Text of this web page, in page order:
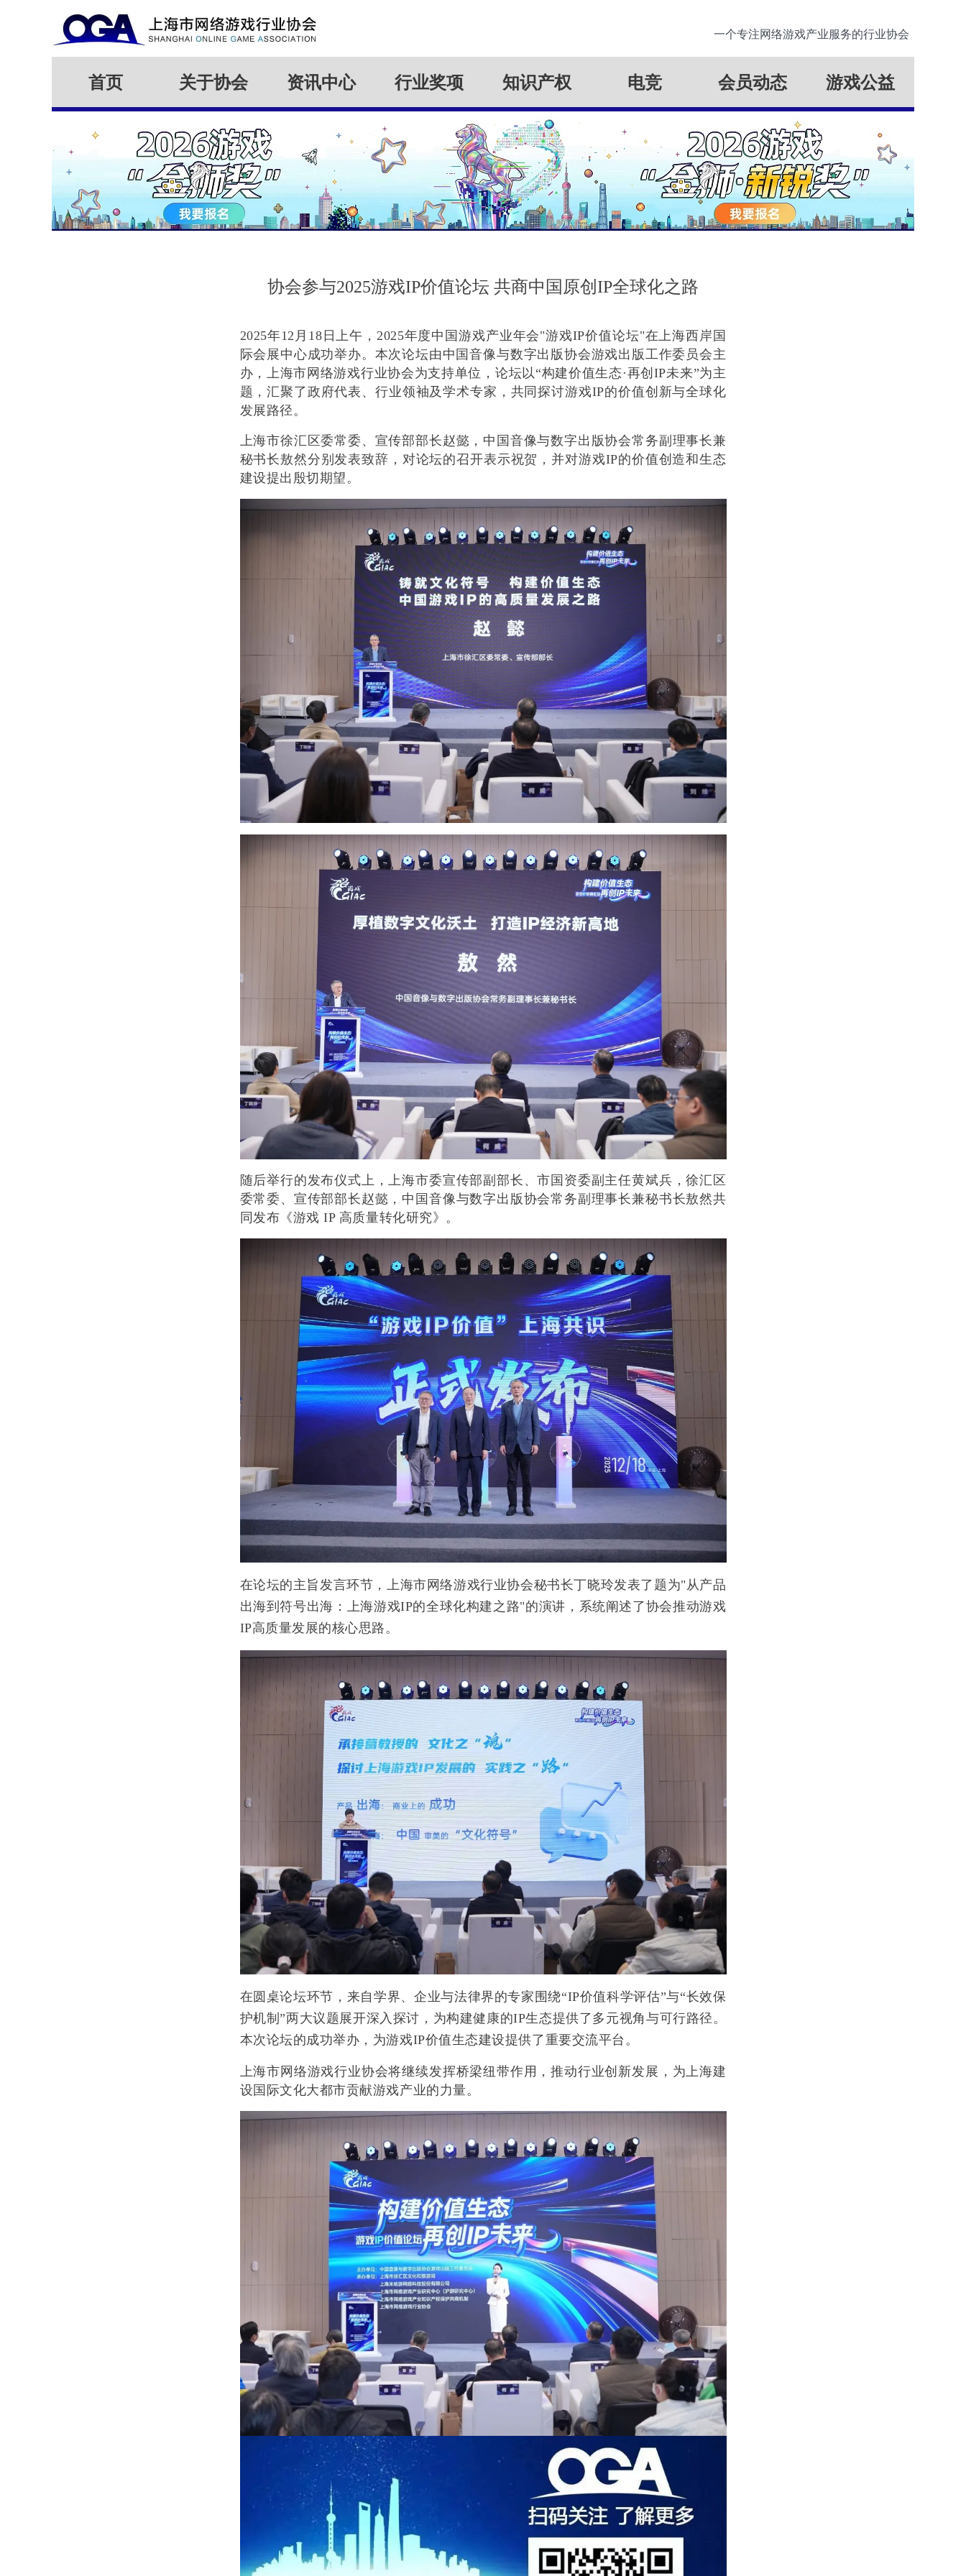
首页 关于协会 资讯中心 行业奖项 知识产权 电竞 会员动态 游戏公益
一个专注网络游戏产业服务的行业协会
协会参与2025游戏IP价值论坛 共商中国原创IP全球化之路
2025年12月18日上午，2025年度中国游戏产业年会"游戏IP价值论坛"在上海西岸国
际会展中心成功举办。 本次论坛由中国音像与数字出版协会游戏出版工作委员会主
办 ， 上海市网络游戏行业协会为支持单位， 论坛以“构建价值生态·再创IP未来”为主
题，汇聚了政府代表、行业领袖及学术专家，共同探讨游戏IP的价值创新与全球化
发展路径。
上海市徐汇区委常委、宣传部部长赵懿，中国音像与数字出版协会常务副理事长兼
秘书长敖然分别发表致辞，对论坛的召开表示祝贺，并对游戏IP的价值创造和生态
建设提出殷切期望。
随后举行的发布仪式上，上海市委宣传部副部长、市国资委副主任黄斌兵，徐汇区
委常委、宣传部部长赵懿，中国音像与数字出版协会常务副理事长兼秘书长敖然共
同发布《游戏 IP 高质量转化研究》。
在论坛的主旨发言环节，上海市网络游戏行业协会秘书长丁晓玲发表了题为"从产品
出海到符号出海：上海游戏IP的全球化构建之路"的演讲，系统阐述了协会推动游戏
IP高质量发展的核心思路。
在圆桌论坛环节，来自学界、企业与法律界的专家围绕“IP价值科学评估”与“长效保
护机制”两大议题展开深入探讨，为构建健康的IP生态提供了多元视角与可行路径。
本次论坛的成功举办，为游戏IP价值生态建设提供了重要交流平台 。
上海市网络游戏行业协会将继续发挥桥梁纽带作用，推动行业创新发展，为上海建
设国际文化大都市贡献游戏产业的力量。